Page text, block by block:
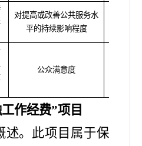
对提高或改善公共服务水
平的持续影响程度
公众满意度
作经费”项目
述。此项目属于保